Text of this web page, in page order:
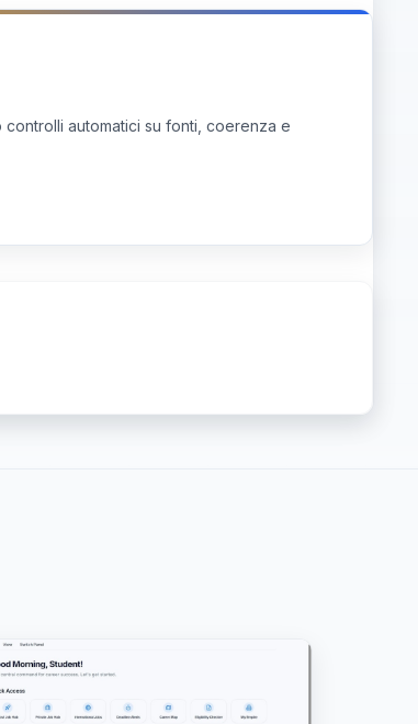
automatici su fonti, coerenza e